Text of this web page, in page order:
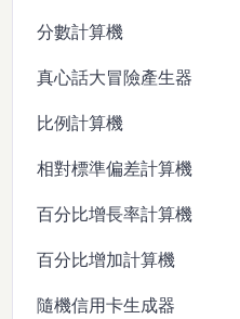
分數計算機
真心話大冒險產生器
比例計算機
相對標準偏差計算機
百分比增長率計算機
百分比增加計算機
隨機信用卡生成器